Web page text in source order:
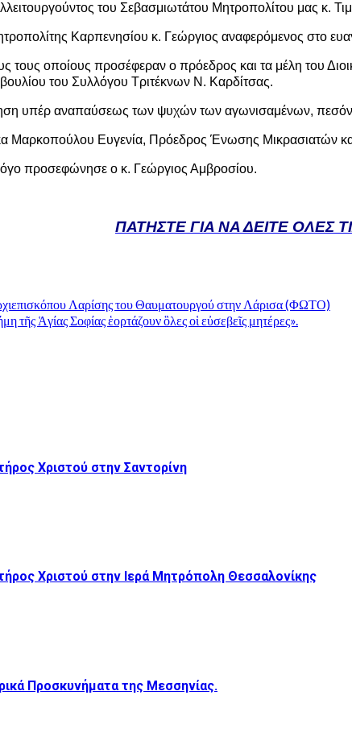
του Σεβασμιωτάτου Μητροπολίτου μας κ.
Καρπενησίου κ. Γεώργιος αναφερόμενος στο
τους οποίους προσέφεραν ο πρόεδρος και τα μέλη του
του Συλλόγου Τριτέκνων Ν. Καρδίτσας.
υπέρ αναπαύσεως των ψυχών των αγωνισαμένων,
κα Μαρκοπούλου Ευγενία, Πρόεδρος Ένωσης Μικρασιατών
προσεφώνησε ο κ. Γεώργιος Αμβροσίου.
ΠΑΤΗΣΤΕ ΓΙΑ ΝΑ ΔΕΙΤΕ ΟΛΕΣ
Λαρίσης του Θαυματουργού στην Λάρισα (ΦΩΤΟ)
Ἁγίας Σοφίας ἑορτάζουν ὃλες οἱ εὐσεβεῖς μητέρες».
Χριστού στην Σαντορίνη
Χριστού στην Ιερά Μητρόπολη Θεσσαλονίκης
Προσκυνήματα της Μεσσηνίας.